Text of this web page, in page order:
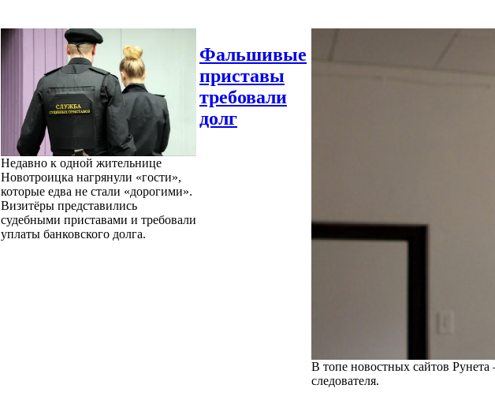
Недавно к одной жительнице
Новотроицка нагрянули «гости»,
которые едва не стали «дорогими».
Визитёры представились
судебными приставами и требовали
уплаты банковского долга.
Фальшивые
приставы
требовали
долг
В топе новостных сайтов Рунета
следователя.